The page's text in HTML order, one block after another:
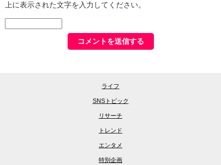
上に表示された文字を入力してください。
ライフ
SNSトピック
リサーチ
トレンド
エンタメ
特別企画